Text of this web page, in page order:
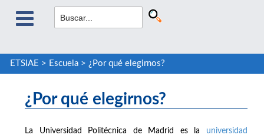
ETSIAE > Escuela> ¿Por qué elegirnos?
¿Por qué elegirnos?
La Universidad Politécnica de Madrid es la universidad